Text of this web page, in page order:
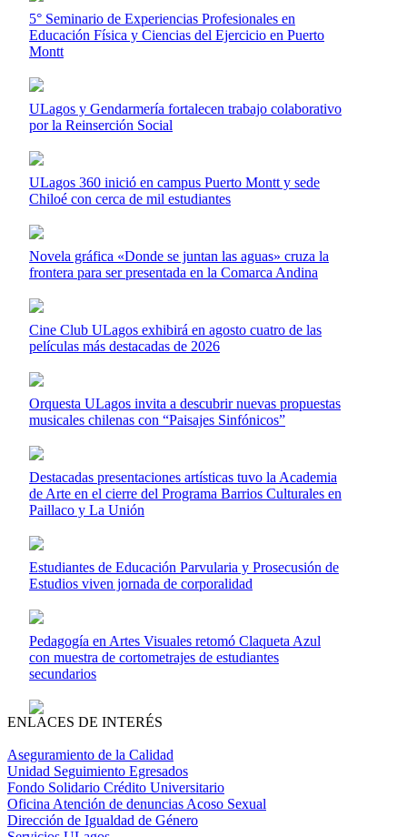
5° Seminario de Experiencias Profesionales en
Educación Física y Ciencias del Ejercicio en Puerto
Montt
ULagos y Gendarmería fortalecen trabajo colaborativo
por la Reinserción Social
ULagos 360 inició en campus Puerto Montt y sede
Chiloé con cerca de mil estudiantes
Novela gráfica «Donde se juntan las aguas» cruza la
frontera para ser presentada en la Comarca Andina
Cine Club ULagos exhibirá en agosto cuatro de las
películas más destacadas de 2026
Orquesta ULagos invita a descubrir nuevas propuestas
musicales chilenas con “Paisajes Sinfónicos”
Destacadas presentaciones artísticas tuvo la Academia
de Arte en el cierre del Programa Barrios Culturales en
Paillaco y La Unión
Estudiantes de Educación Parvularia y Prosecusión de
Estudios viven jornada de corporalidad
Pedagogía en Artes Visuales retomó Claqueta Azul
con muestra de cortometrajes de estudiantes
secundarios
ENLACES DE INTERÉS
Aseguramiento de la Calidad
Unidad Seguimiento Egresados
Fondo Solidario Crédito Universitario
Oficina Atención de denuncias Acoso Sexual
Dirección de Igualdad de Género